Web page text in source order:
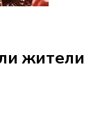
жители